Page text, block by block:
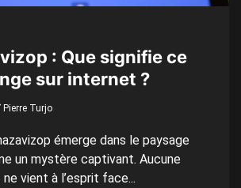
: Que signifie ce
sur internet ?
Pierre Turjo
émerge dans le paysage
un mystère captivant. Aucune
vient à l’esprit face...